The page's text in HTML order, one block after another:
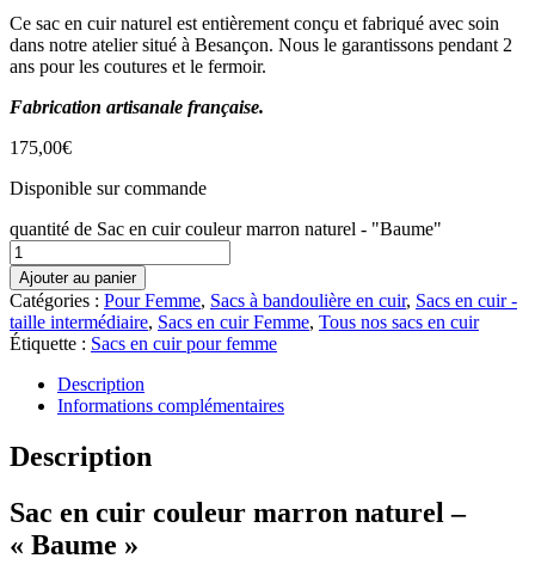
Ce sac en cuir naturel est entièrement conçu et fabriqué avec soin
dans notre atelier situé à Besançon. Nous le garantissons pendant 2
ans pour les coutures et le fermoir.
Fabrication artisanale française.
175,00€
Disponible sur commande
quantité de Sac en cuir couleur marron naturel - "Baume"
Ajouter au panier
Catégories : Pour Femme, Sacs à bandoulière en cuir, Sacs en cuir -
taille intermédiaire, Sacs en cuir Femme, Tous nos sacs en cuir
Étiquette : Sacs en cuir pour femme
Description
Informations complémentaires
Description
Sac en cuir couleur marron naturel –
« Baume »